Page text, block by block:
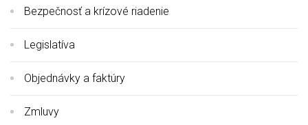
Bezpečnosť a krízové riadenie
Legislatíva
Objednávky a faktúry
Zmluvy